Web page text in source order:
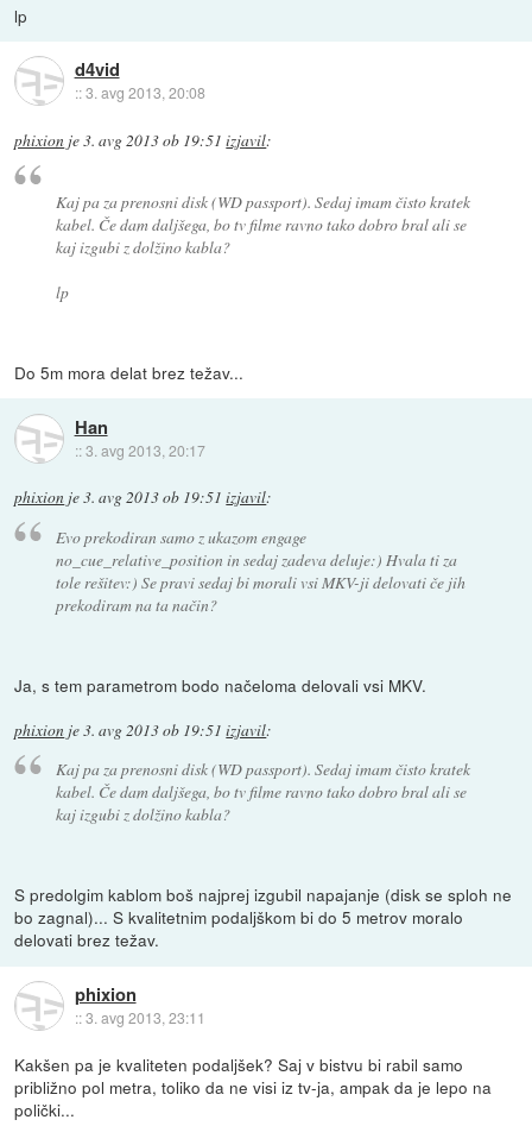
lp
d4vid
::3. avg 2013, 20:08
phixion je3. avg 2013 ob 19:51 izjavil:
Kaj pa za prenosni disk (WD passport). Sedaj imam čisto kratek
kabel. Če dam daljšega, bo tv filme ravno tako dobro bral ali se
kaj izgubi z dolžino kabla?
lp
Do 5m mora delat brez težav...
Han
::3. avg 2013, 20:17
phixion je3. avg 2013 ob 19:51 izjavil:
Evo prekodiran samo z ukazom engage
no_cue_relative_position in sedaj zadeva deluje:) Hvala ti za
tole rešitev:) Se pravi sedaj bi morali vsi MKV-ji delovati če jih
prekodiram na ta način?
Ja, s tem parametrom bodo načeloma delovali vsi MKV.
phixion je3. avg 2013 ob 19:51 izjavil:
Kaj pa za prenosni disk (WD passport). Sedaj imam čisto kratek
kabel. Če dam daljšega, bo tv filme ravno tako dobro bral ali se
kaj izgubi z dolžino kabla?
S predolgim kablom boš najprej izgubil napajanje (disk se sploh ne
bo zagnal)... S kvalitetnim podaljškom bi do 5 metrov moralo
delovati brez težav.
phixion
::3. avg 2013, 23:11
Kakšen pa je kvaliteten podaljšek? Saj v bistvu bi rabil samo
približno pol metra, toliko da ne visi iz tv-ja, ampak da je lepo na
polički...